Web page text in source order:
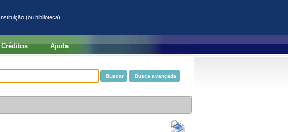
(ou biblioteca)
Créditos Ajuda